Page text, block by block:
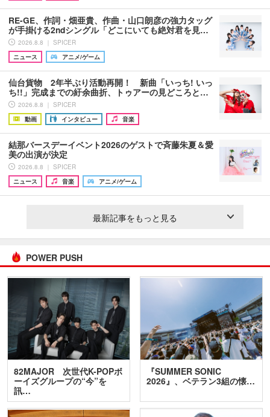
RE-GE、作詞・畑亜貴、作曲・山口朗彦の強力タッグ
が手掛ける2ndシングル「どこにいても絶対君を見…
2026.8.8 ｜ SPICER
ニュース
アニメ/ゲーム
仙台貨物 2年半ぶり活動再開！ 新曲「いっち! いっ
ち!!」完成までの紆余曲折、トゥアーの見どころと…
2026.8.8 ｜ SPICER
動画
インタビュー 音楽
結那バースデーイベント2026のゲストで斉藤朱夏＆愛
美の出演が決定
2026.8.8 ｜ SPICER
ニュース
音楽 アニメ/ゲーム
最新記事をもっと見る
POWER PUSH
82MAJOR 次世代K-POPボ
ーイズグループの“今”を
訊…
『SUMMER SONIC
2026』、ベテラン3組の懐…